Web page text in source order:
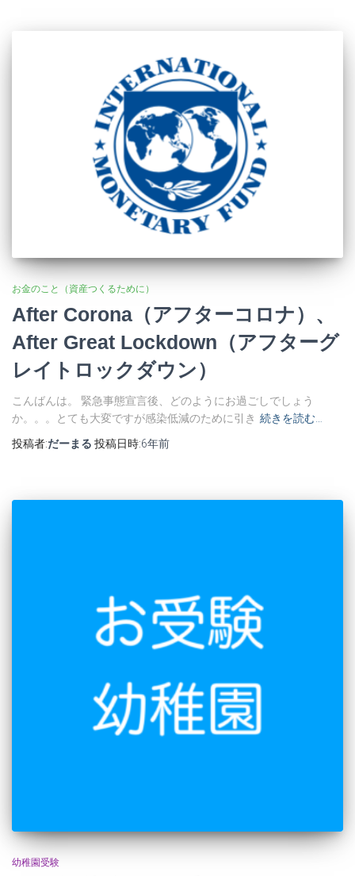
お金のこと（資産つくるために）
After Corona（アフターコロナ）、
After Great Lockdown（アフターグ
レイトロックダウン）
こんばんは。 緊急事態宣言後、どのようにお過ごしでしょう
か。。。とても大変ですが感染低減のために引き 続きを読む…
投稿者:だーまる 投稿日時:6年前
幼稚園受験